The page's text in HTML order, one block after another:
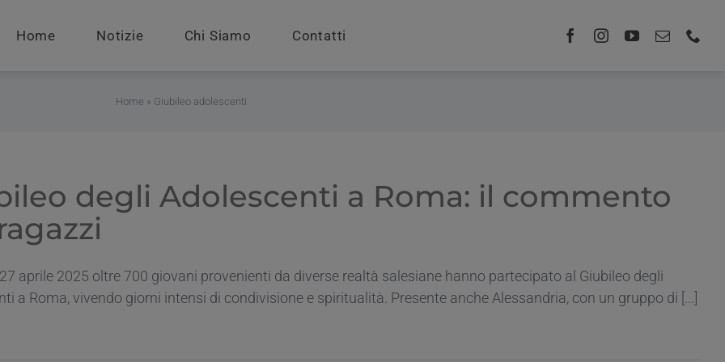
Home Notizie Chi Siamo Contatti
Home » Giubileo adolescenti
degli Adolescenti a Roma: il commento
aprile 2025 oltre 700 giovani provenienti da diverse realtà salesiane hanno partecipato al Giubileo degli
a Roma, vivendo giorni intensi di condivisione e spiritualità. Presente anche Alessandria, con un gruppo di [...]